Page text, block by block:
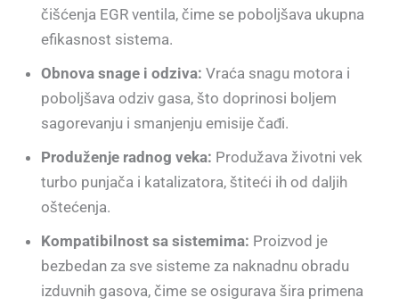
čišćenja EGR ventila, čime se poboljšava ukupna
efikasnost sistema.
Obnova snage i odziva: Vraća snagu motora i
poboljšava odziv gasa, što doprinosi boljem
sagorevanju i smanjenju emisije čađi.
Produženje radnog veka: Produžava životni vek
turbo punjača i katalizatora, štiteći ih od daljih
oštećenja.
Kompatibilnost sa sistemima: Proizvod je
bezbedan za sve sisteme za naknadnu obradu
izduvnih gasova, čime se osigurava šira primena